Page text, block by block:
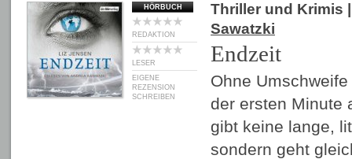
HÖRBUCH
REDAKTION
LESER
EIGENE
REZENSION
SCHREIBEN
Thriller und Krimis
Sawatzki
Endzeit
Ohne
der ersten Minute
gibt keine lange,
sondern geht